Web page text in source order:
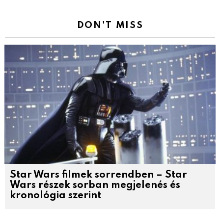
DON'T MISS
Star Wars filmek sorrendben – Star
Wars részek sorban megjelenés és
kronológia szerint